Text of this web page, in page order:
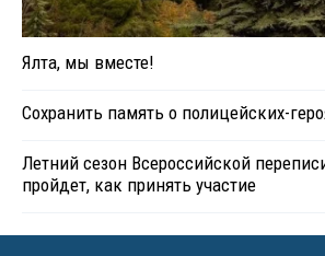
Ялта, мы вместе!
Сохранить память о полицейских-
Летний сезон Всероссийской
пройдет, как принять участие